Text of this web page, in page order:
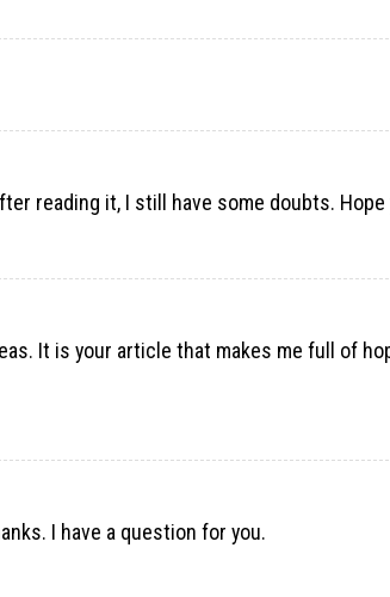
reading it, I still have some doubts. Hope
It is your article that makes me full of
I have a question for you.